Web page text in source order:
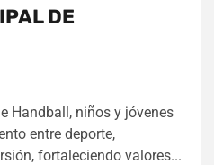
DE
Handball, niños y jóvenes
entre deporte,
fortaleciendo valores...